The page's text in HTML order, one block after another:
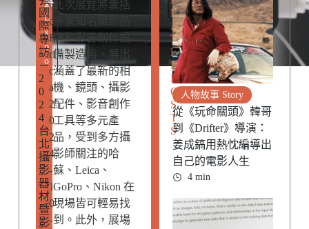
野
E
x
p
o
國
際
專
訪
－
2
0
2
4
台
北
攝
影
器
材
暨
影
u
o
E
ri
c
a
2
0
2
4
-
1
0
-
此次展覽將囊括
牌和影音創作設
備製造商，展出
涵蓋了最新的相
機、鏡頭、攝影
配件、影音創作
工具等多元產
品，受到多方攝
影師關注的哈
蘇、Leica、
GoPro、Nikon 在
現場皆可輕易找
到。此外，展場
L
A
T
E
D
P
O
S
T
S
人物故事 Story
從《玩命關頭》韓哥
到《Drifter》導演：
姜成鎬用熱忱編導出
自己的電影人生
4 min